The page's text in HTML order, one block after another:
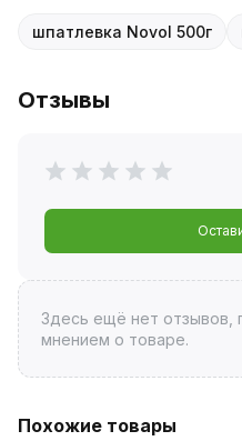
шпатлевка Novol 500г
Отзывы
Здесь ещё нет отзывов,
мнением о товаре.
Похожие товары